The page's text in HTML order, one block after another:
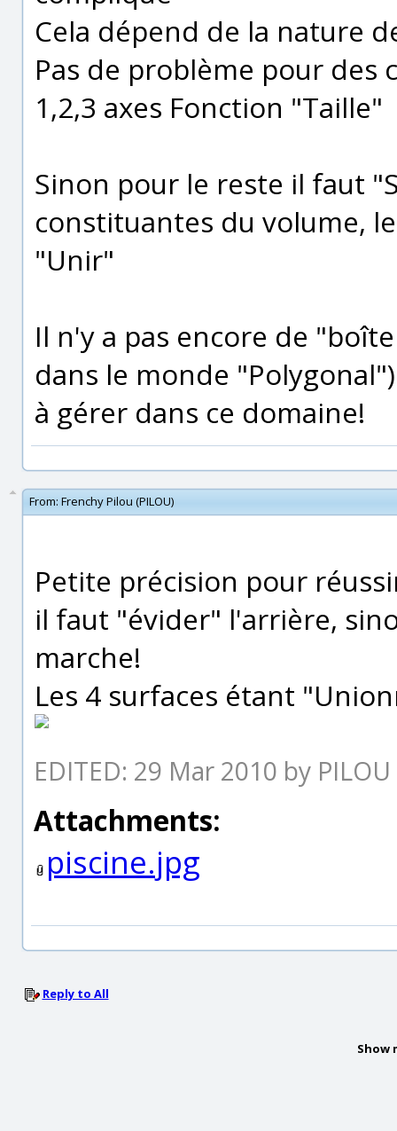
Cela dépend de la nature
Pas de problème pour
1,2,3 axes Fonction "Taille"
Sinon pour le reste il faut
constituantes du volume,
"Unir"
Il n'y a pas encore de
dans le monde
à gérer dans ce domaine!
From: Frenchy Pilou (PILOU)
Petite précision pour
il faut "évider" l'arrière,
marche!
Les 4 surfaces étant
EDITED: 29 Mar 2010 by PILOU
Attachments:
piscine.jpg
Reply to All
Show